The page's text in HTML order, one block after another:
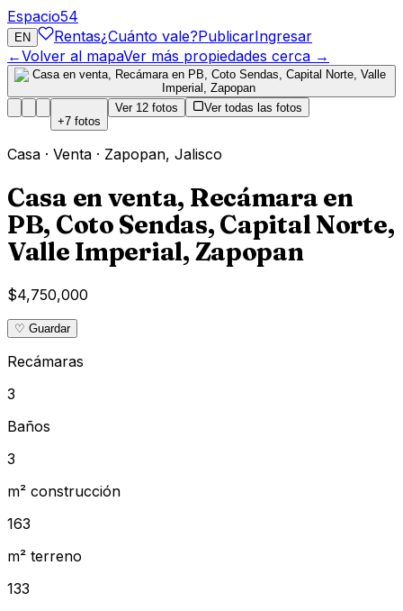
Espacio54
EN Rentas¿Cuánto vale?PublicarIngresar
←Volver al mapaVer más propiedades cerca →
+7 fotos
Ver 12 fotos Ver todas las fotos
Casa · Venta · Zapopan, Jalisco
Casa en venta, Recámara en
PB, Coto Sendas, Capital Norte,
Valle Imperial, Zapopan
$4,750,000
♡ Guardar
Recámaras
3
Baños
3
m² construcción
163
m² terreno
133